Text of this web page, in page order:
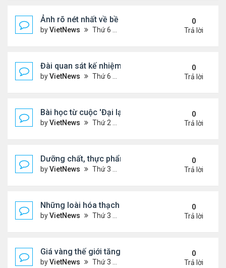
Ảnh rõ nét nhất về bề mặt Mặt Trăng chụp từ Trái
byVietNews Thứ 6 Tháng 1 13, 2023 1:28 pm
0
Trả lời
Đài quan sát kế nhiệm kính viễn vọng James Webb
byVietNews Thứ 6 Tháng 1 13, 2023 10:09 am
0
Trả lời
Bài học từ cuộc 'Đại lạm phát' cách đây 500 năm
byVietNews Thứ 2 Tháng 1 02, 2023 3:40 pm
0
Trả lời
Dưỡng chất, thực phẩm tốt cho người cao huyết
byVietNews Thứ 3 Tháng 12 13, 2022 11:14 am
0
Trả lời
Những loài hóa thạch sống tồn tại lâu nhất trên
byVietNews Thứ 3 Tháng 12 13, 2022 11:11 am
0
Trả lời
Giá vàng thế giới tăng thẳng đứng
byVietNews Thứ 3 Tháng 12 13, 2022 10:54 am
0
Trả lời